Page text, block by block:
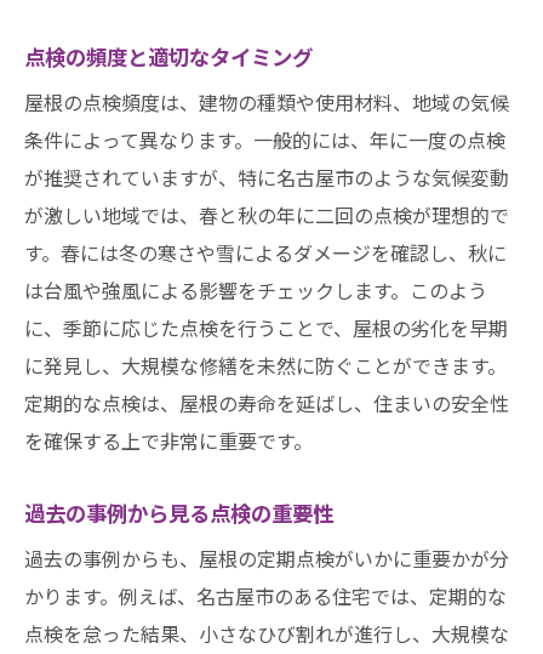
屋根の小さな問題を早期に発見する方法愛知県
名古屋市の事例から学ぶ
一般家庭でできる簡単なチェック方法
専門点検で見つかる潜在的な問題
早期発見が重要な理由
点検時に注目するべき箇所
問題発見後の対応手順
愛知県名古屋市での事例から学ぶ
迅速かつ正確な屋根修理を実現するための専門
的なアプローチ
正確な修理のための事前調査
修理における工程管理の重要性
専門業者の選び方と注意点
修理後の点検とメンテナンスの重要性
点検の頻度と適切なタイミング
屋根の点検頻度は、建物の種類や使用材料、地域の気候
条件によって異なります。一般的には、年に一度の点検
が推奨されていますが、特に名古屋市のような気候変動
が激しい地域では、春と秋の年に二回の点検が理想的で
す。春には冬の寒さや雪によるダメージを確認し、秋に
は台風や強風による影響をチェックします。このよう
に、季節に応じた点検を行うことで、屋根の劣化を早期
に発見し、大規模な修繕を未然に防ぐことができます。
定期的な点検は、屋根の寿命を延ばし、住まいの安全性
を確保する上で非常に重要です。
過去の事例から見る点検の重要性
過去の事例からも、屋根の定期点検がいかに重要かが分
かります。例えば、名古屋市のある住宅では、定期的な
点検を怠った結果、小さなひび割れが進行し、大規模な